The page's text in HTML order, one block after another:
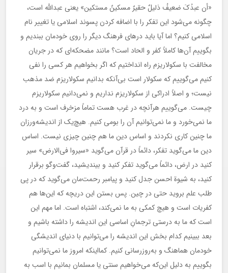
«أن عبدُکَ ضعیفُ ذلیلٌ حقیرٌ مسکینٌ مستکین» یعنی عبدالله است،
چگونه می‌شود این تفکر را با اضافه کردن پسوند اسلامی یا تغییر نام
اسلامی کنیم؟ اما آیا باید درهای فرهنگ دیگر را روی خودمان ببندیم و
بگوییم آن‌ها کاملاً کفر و الحاد است؟ مانند مضحکه‌ای که در جریان
مخالفت با سکولاریزم راه انداختیم که اگر بخواهیم هر کسی را نفی
کنیم می‌گوییم که سکولار است بی‌آنکه بدانیم سکولاریزم ضد مذهب
نیست؛ و اصلاً ادراکی از سکولاریزم نداریم و نمی‌دانیم سکولاریزم
چیست. می‌گوییم هرآنچه در غرب هست تماماً مزخرف است و به درد
ما نمی‌خورد و ما نمی‌توانیم آن را بومی کنیم. هیچ‌یک از اندیشه‌ورزان
ما چنین کاری نکردند و اساس دین ما هم چنین چیزی نیست. اساس
دین ما می‌گوید تفکر، دائماً در قرآن می‌گوید «سیروا فی‌الارض» سیر
کنید در ارض، دائماً می‌گوید تفکر کنید و بیندیشید، گفت‌وگو برقرار
کنید، به شیوة احسن جدل کنید و پیامبر رحمت‌مان می‌گوید که در پی
طلب علم بروید حتی در چین. پس بستن این دریچه که این‌ها هم
کفریات است و هیچ کمکی به ما نمی‌کند، اشتباه است. اما مهم این
است که ما به درستی ترجمانِ اساسی این اندیشه را داشته باشیم و
بعد ببینیم کدام بخش این اندیشه را می‌توانیم با دنیای اندیشگی
خودمان هماهنگ و به‌روزرسانی کنیم. کمااینکه امروز ما نمی‌توانیم
بگوییم به دلیل این‌که می‌خواهیم سنتی یا مسلمان بمانیم با اسب به